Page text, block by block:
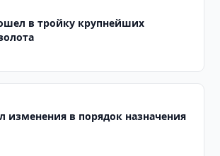
в тройку крупнейших
изменения в порядок назначения